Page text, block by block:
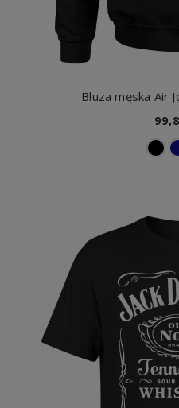
Bluza męska Air